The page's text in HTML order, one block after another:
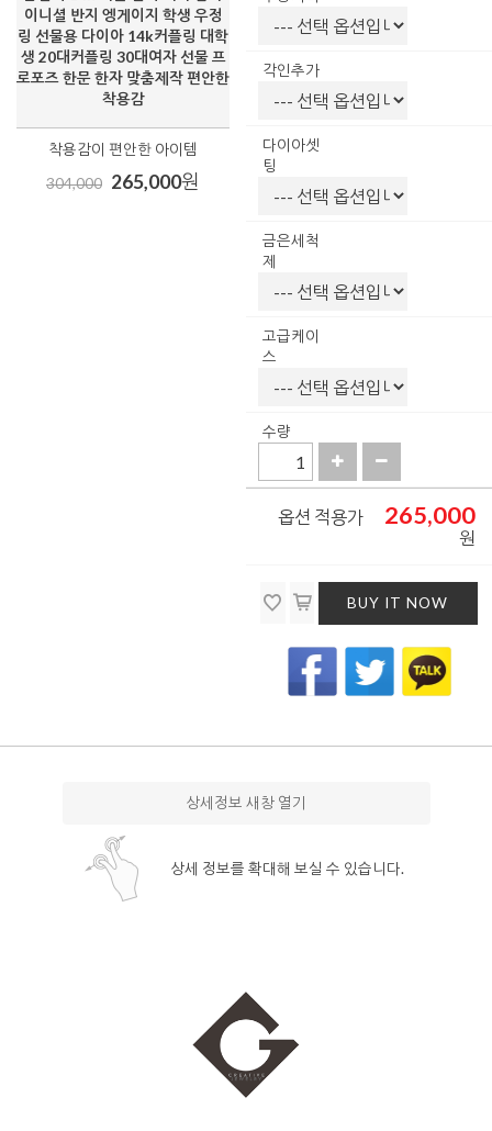
이니셜 반지 엥게이지 학생 우정
링 선물용 다이아 14k커플링 대학
생 20대커플링 30대여자 선물 프
로포즈 한문 한자 맞춤제작 편안한
착용감
착용감이 편안한 아이템
304,000 265,000원
각인추가
다이아셋
팅
금은세척
제
고급케이
스
수량
옵션 적용가 265,000
원
BUY IT NOW
상세정보 새창 열기
상세 정보를 확대해 보실 수 있습니다.